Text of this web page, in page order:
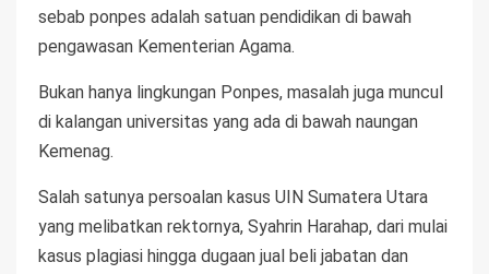
sebab ponpes adalah satuan pendidikan di bawah
pengawasan Kementerian Agama.
Bukan hanya lingkungan Ponpes, masalah juga muncul
di kalangan universitas yang ada di bawah naungan
Kemenag.
Salah satunya persoalan kasus UIN Sumatera Utara
yang melibatkan rektornya, Syahrin Harahap, dari mulai
kasus plagiasi hingga dugaan jual beli jabatan dan